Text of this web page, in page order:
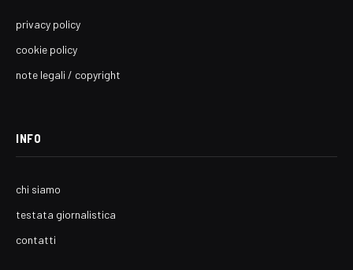
privacy policy
cookie policy
note legali / copyright
INFO
chi siamo
testata giornalistica
contatti